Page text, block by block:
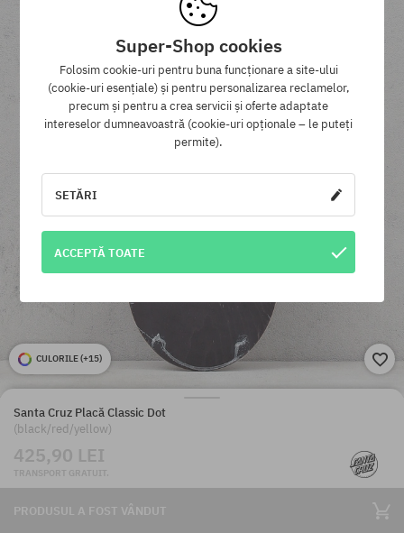
CULORILE (+15)
Santa Cruz Placă Classic Dot
(black/red/yellow)
425,90 LEI
TRANSPORT GRATUIT.
PRODUSUL A FOST VÂNDUT
Super-Shop cookies
Folosim cookie-uri pentru buna funcționare a site-ului
(cookie-uri esențiale) și pentru personalizarea reclamelor,
precum și pentru a crea servicii și oferte adaptate
intereselor dumneavoastră (cookie-uri opționale – le puteți
permite).
SETĂRI
ACCEPTĂ TOATE